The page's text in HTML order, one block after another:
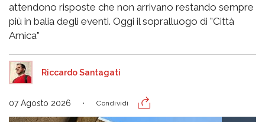
attendono risposte che non arrivano restando sempre
più in balia degli eventi. Oggi il sopralluogo di "Città
Amica"
Riccardo Santagati
07 Agosto 2026 Condividi